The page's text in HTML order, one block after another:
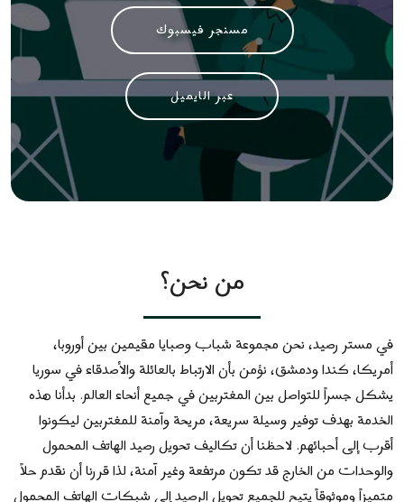
مسنجر فيسبوك
عبر الايميل
من نحن؟
فيمستر رصيد، نحن مجموعة شباب وصبايا مقيمين بين أوروبا،
أمريكا، كندا ودمشق، نؤمن بأن الارتباط بالعائلة والأصدقاء في سوريا
يشكل جسراً للتواصل بين المغتربين في جميع أنحاء العالم. بدأنا هذه
الخدمة بهدف توفير وسيلةسريعة، مريحة وآمنةللمغتربين ليكونوا
أقرب إلى أحبائهم. لاحظنا أن تكاليف تحويل رصيد الهاتف المحمول
والوحدات من الخارج قد تكون مرتفعة وغير آمنة، لذا قررنا أن نقدمحلاً